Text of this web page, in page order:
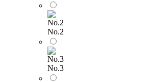
No.2
No.3